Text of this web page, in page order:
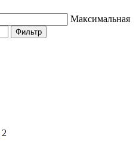
Максимальная
Фильтр
2